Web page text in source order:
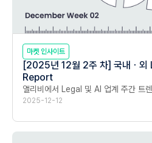
마켓 인사이트
[2025년 12월 2주 차] 국내ㆍ
Report
앨리비에서 Legal 및 AI 업계 주간 트
2025-12-12